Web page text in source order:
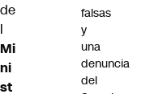
de
l
Mi
ni
st
falsas
y
una
denuncia
del